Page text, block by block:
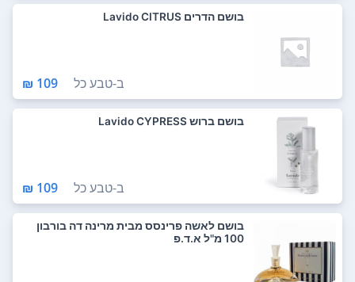
בושם הדרים Lavido CITRUS
ב-טבע כל 109 ₪
בושם ברוש Lavido CYPRESS
ב-טבע כל 109 ₪
בושם לאשה פרינסס מבית מרינה דה בורבון
100 מ"ל א.ד.פ